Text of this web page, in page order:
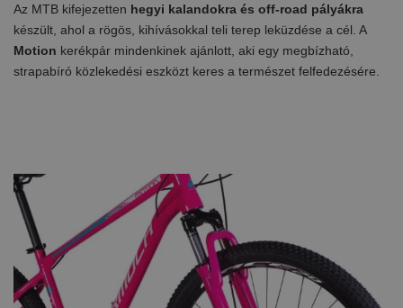
Az MTB kifejezetten hegyi kalandokra és off-road pályákra
készült, ahol a rögös, kihívásokkal teli terep leküzdése a cél. A
Motion kerékpár mindenkinek ajánlott, aki egy megbízható,
strapabíró közlekedési eszközt keres a természet felfedezésére.